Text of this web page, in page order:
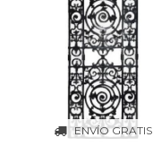
ENVÍO GRATIS